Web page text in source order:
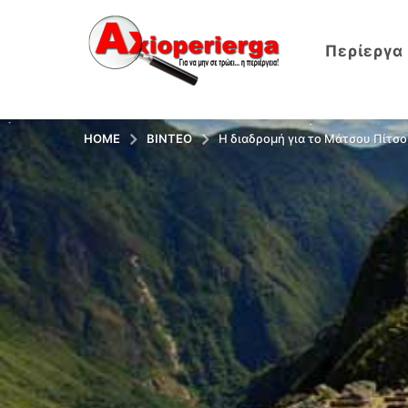
Περίεργα
HOME ΒΊΝΤΕΟ Η διαδρομή για το Μάτσου